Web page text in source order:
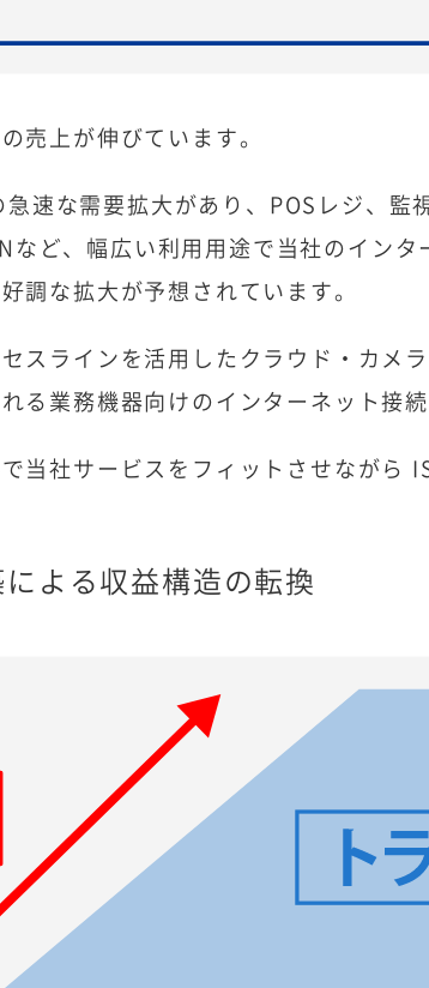
売上が伸びています。
速な需要拡大があり、POSレジ、監
ど、幅広い利用用途で当社のイン
調な拡大が予想されています。
スラインを活用したクラウド・カメ
る業務機器向けのインターネット接
当社サービスをフィットさせながら
よる収益構造の転換